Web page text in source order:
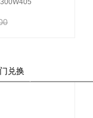
兑换